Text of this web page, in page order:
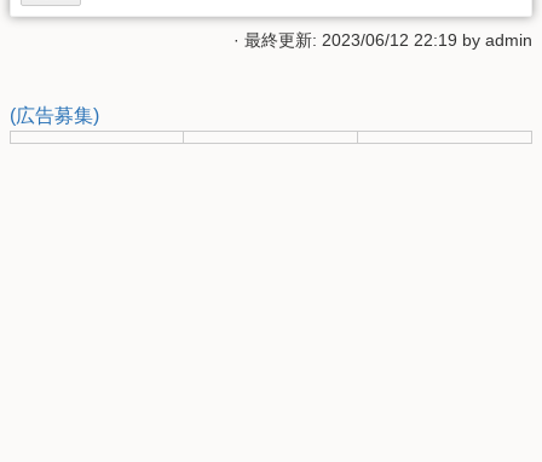
· 最終更新: 2023/06/12 22:19 by admin
(広告募集)